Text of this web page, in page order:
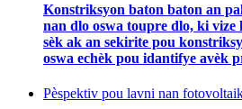
Konstriksyon baton baton an
nan dlo oswa toupre dlo, ki vize
sèk ak an sekirite pou
oswa echèk pou idantifye avèk
Pèspektiv pou lavni nan